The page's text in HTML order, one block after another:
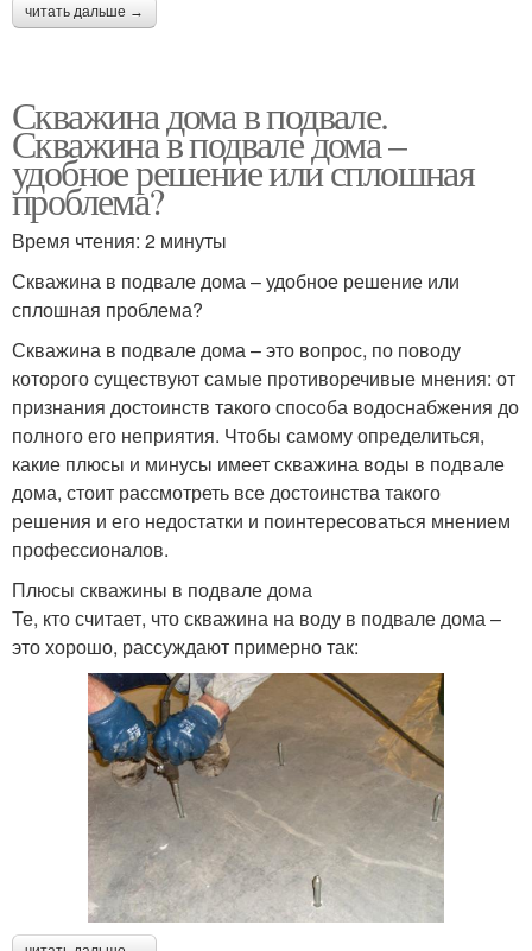
читать дальше →
Скважина дома в подвале.
Скважина в подвале дома –
удобное решение или сплошная
проблема?
Время чтения: 2 минуты
Скважина в подвале дома – удобное решение или
сплошная проблема?
Скважина в подвале дома – это вопрос, по поводу
которого существуют самые противоречивые мнения: от
признания достоинств такого способа водоснабжения до
полного его неприятия. Чтобы самому определиться,
какие плюсы и минусы имеет скважина воды в подвале
дома, стоит рассмотреть все достоинства такого
решения и его недостатки и поинтересоваться мнением
профессионалов.
Плюсы скважины в подвале дома
Те, кто считает, что скважина на воду в подвале дома –
это хорошо, рассуждают примерно так: